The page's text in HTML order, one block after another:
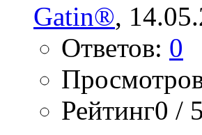
Gatin®,
Ответов: 0
Рейтинг0 / 5